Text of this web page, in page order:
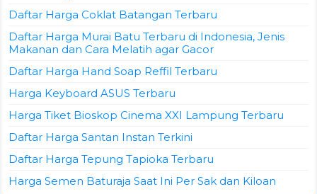
Daftar Harga Coklat Batangan Terbaru
Daftar Harga Murai Batu Terbaru di Indonesia, Jenis
Makanan dan Cara Melatih agar Gacor
Daftar Harga Hand Soap Reffil Terbaru
Harga Keyboard ASUS Terbaru
Harga Tiket Bioskop Cinema XXI Lampung Terbaru
Daftar Harga Santan Instan Terkini
Daftar Harga Tepung Tapioka Terbaru
Harga Semen Baturaja Saat Ini Per Sak dan Kiloan